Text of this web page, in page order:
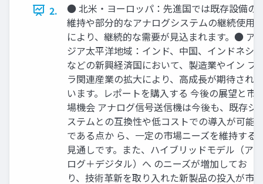
2.
●​ 北米・ヨーロッパ：先進国では既存設備の
維持や部分的なアナログシステムの継続使用
により、継続的な需要が見込まれます。​ ●​ ア
ジア太平洋地域：インド、中国、インドネシア
などの新興経済国において、製造業やイン フ
ラ関連産業の拡大により、高成長が期待されて
います。​ レポートを購入する 今後の展望と市
場機会 アナログ信号送信機は今後も、既存シ
ステムとの互換性や低コストでの導入が可能
である点か ら、一定の市場ニーズを維持する
見通しです。また、ハイブリッドモデル（アナ
ログ＋デジタル）へ のニーズが増加してお
り、技術革新を取り入れた新製品の投入が市場